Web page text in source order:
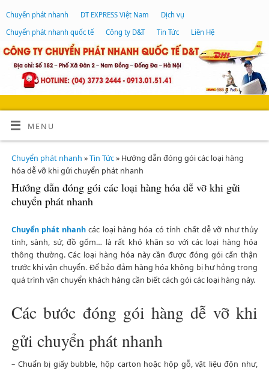
Chuyển phát nhanh DT EXPRESS Việt Nam
Dịch vụ
Chuyển phát nhanh quốc tế
Công ty D&T Tin Tức Liên Hệ
MENU
Chuyển phát nhanh »Tin Tức» Hướng dẫn đóng gói các loại hàng
hóa dễ vỡ khi gửi chuyển phát nhanh
Hướng dẫn đóng gói các loại hàng hóa dễ vỡ khi gửi
chuyển phát nhanh
Chuyển phát nhanhcác loại hàng hóa có tính chất dễ vỡ như thủy
tinh, sành, sứ, đồ gốm… là rất khó khăn so với các loại hàng hóa
thông thường. Các loại hàng hóa này cần được đóng gói cẩn thận
trước khi vận chuyển. Để bảo đảm hàng hóa không bị hư hỏng trong
quá trình vận chuyển khách hàng cần biết cách gói các loại hàng này.
Các bước đóng gói hàng dễ vỡ khi
gửi chuyển phát nhanh
– Chuẩn bị giấy bubble, hộp carton hoặc hộp gỗ, vật liệu độn như,